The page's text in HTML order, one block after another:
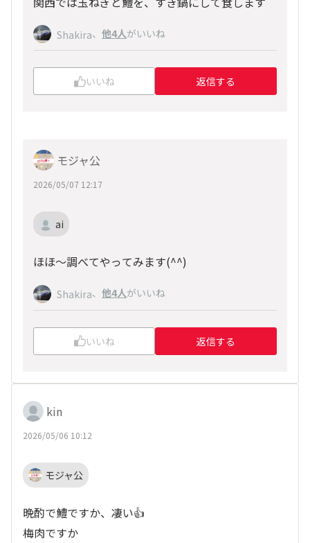
Shakira、 他4人がいいね
いいね 返信する
モジャ公
2026/05/07 12:17
ai
ほほ〜調べてやってみます(^^)
Shakira、 他4人がいいね
いいね 返信する
kin
2026/05/06 10:12
モジャ公
晩酌で鱧ですか、凄い👍
梅肉ですか